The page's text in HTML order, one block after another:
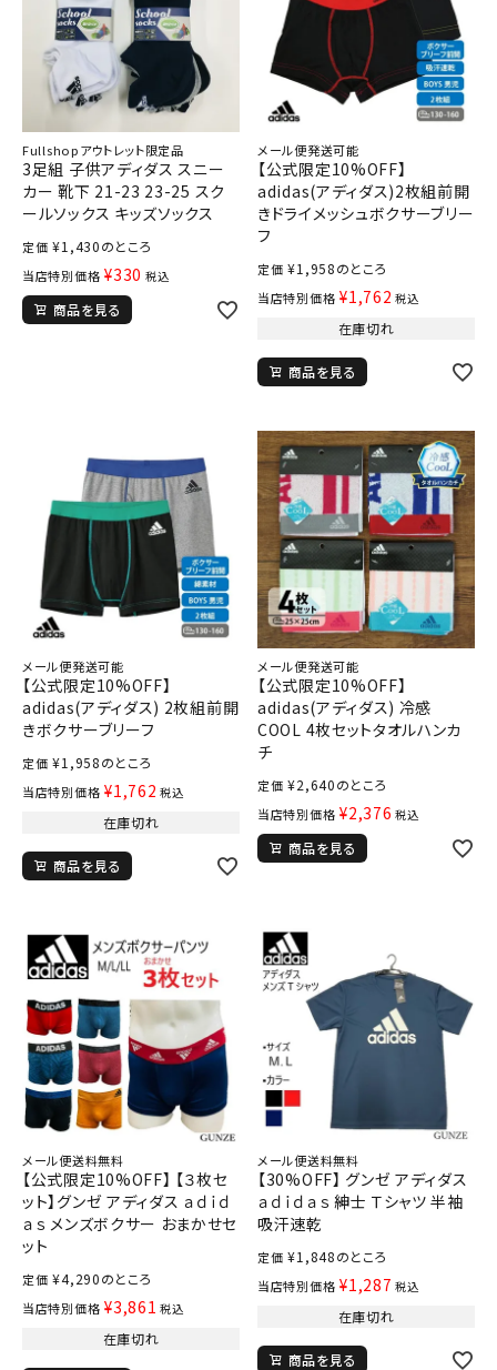
Fullshopアウトレット限定品
3足組 子供アディダス スニー
カー 靴下 21-23 23-25 スク
ールソックス キッズソックス
定価 ¥1,430のところ
当店特別価格 ¥330 税込
商品を見る
メール便発送可能
【公式限定10%OFF】
adidas(アディダス)2枚組前開
きドライメッシュボクサーブリー
フ
定価 ¥1,958のところ
当店特別価格 ¥1,762 税込
在庫切れ
商品を見る
メール便発送可能
【公式限定10%OFF】
adidas(アディダス) 2枚組前開
きボクサーブリーフ
定価 ¥1,958のところ
当店特別価格 ¥1,762 税込
在庫切れ
商品を見る
メール便発送可能
【公式限定10%OFF】
adidas(アディダス) 冷感
COOL 4枚セットタオルハンカ
チ
定価 ¥2,640のところ
当店特別価格 ¥2,376 税込
商品を見る
メール便送料無料
【公式限定10%OFF】 【３枚セ
ット】グンゼ アディダス ａｄｉｄ
ａｓ メンズボクサー おまかせセ
ット
定価 ¥4,290のところ
当店特別価格 ¥3,861 税込
在庫切れ
メール便送料無料
【30%OFF】 グンゼ アディダス
ａｄｉｄａｓ 紳士 Ｔシャツ 半袖
吸汗速乾
定価 ¥1,848のところ
当店特別価格 ¥1,287 税込
在庫切れ
商品を見る